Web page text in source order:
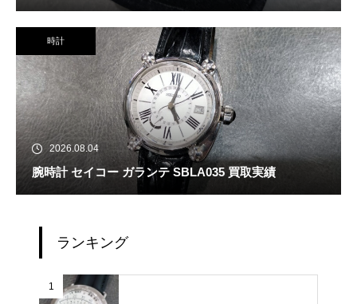
時計
2026.08.04
腕時計 セイコー ガランテ SBLA035 買取実績
ランキング
1